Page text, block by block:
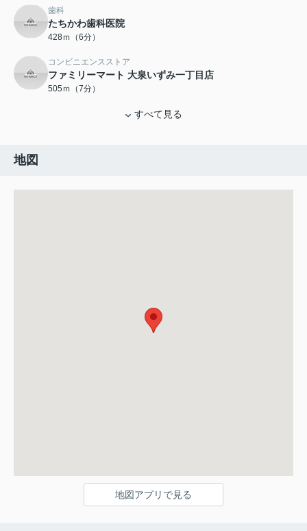
歯科
たちかわ歯科医院
428ｍ（6分）
コンビニエンスストア
ファミリーマート 大泉いずみ一丁目店
505ｍ（7分）
すべて見る
地図
地図アプリで見る